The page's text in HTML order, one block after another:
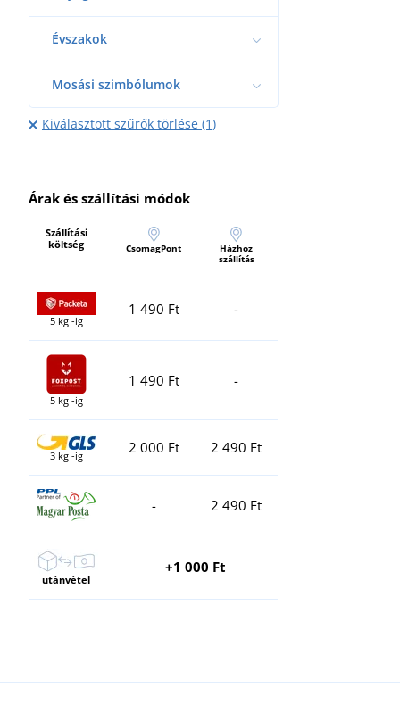
Évszakok
Mosási szimbólumok
Kiválasztott szűrők törlése (1)
Árak és szállítási módok
Szállítási
költség
CsomagPont
Házhoz
szállítás
5 kg -ig
1 490 Ft -
5 kg -ig
1 490 Ft -
3 kg -ig 2 000 Ft 2 490 Ft
- 2 490 Ft
utánvétel
+1 000 Ft